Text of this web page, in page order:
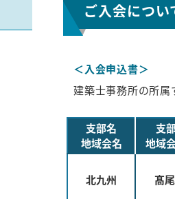
ご入会につい
入会申込書
建築士事務所の所属
支部名
地域会名
支
地域
北九州 髙